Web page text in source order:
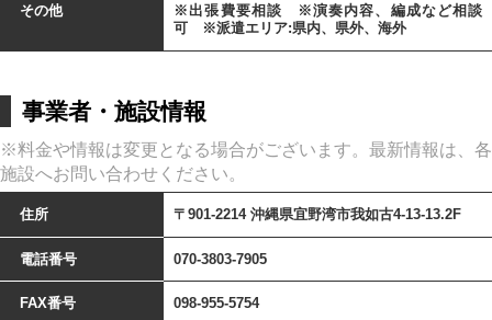
その他
※出張費要相談 ※演奏内容、編成など相談
可 ※派遣エリア:県内、県外、海外
事業者・施設情報
※料金や情報は変更となる場合がございます。最新情報は、各
施設へお問い合わせください。
住所 〒901-2214 沖縄県宜野湾市我如古4-13-13.2F
電話番号 070-3803-7905
FAX番号 098-955-5754